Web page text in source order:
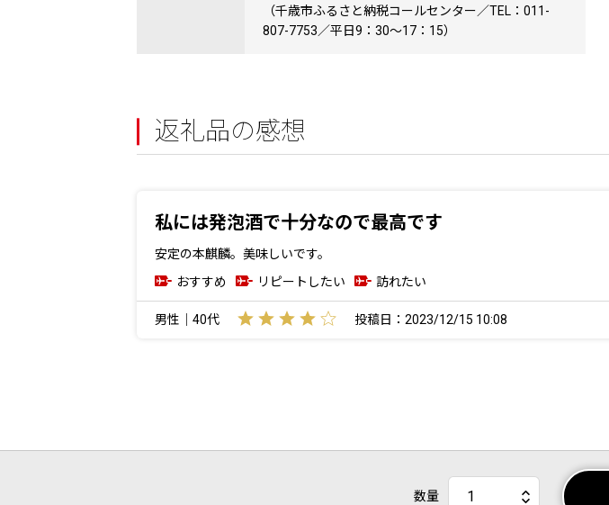
（千歳市ふるさと納税コールセンター／TEL：011-
807-7753／平日9：30〜17：15）
返礼品の感想
私には発泡酒で十分なので最高です
安定の本麒麟。美味しいです。
おすすめ
リピートしたい 訪れたい
男性｜40代 投稿日：2023/12/15 10:08
数量